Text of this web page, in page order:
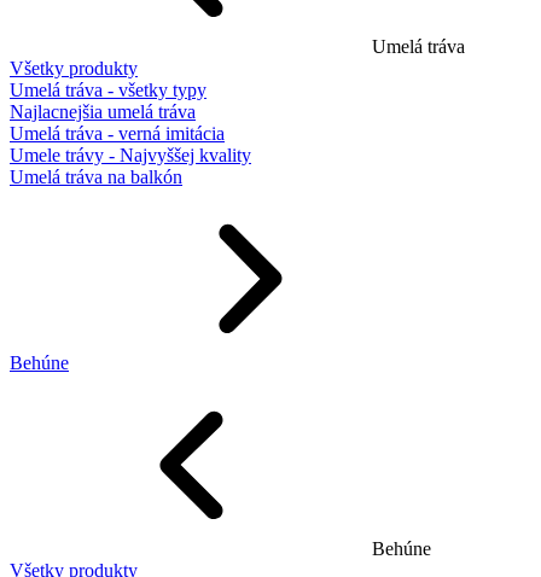
Umelá tráva
Všetky produkty
Umelá tráva - všetky typy
Najlacnejšia umelá tráva
Umelá tráva - verná imitácia
Umele trávy - Najvyššej kvality
Umelá tráva na balkón
Behúne
Behúne
Všetky produkty